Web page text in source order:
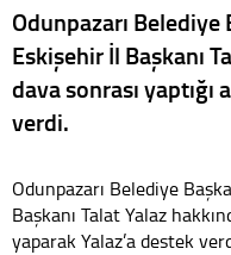
Odunpazarı Belediye
Eskişehir İl Başkanı
dava sonrası yaptığı
verdi.
Odunpazarı Belediye
Başkanı Talat Yalaz
yaparak Yalaz’a destek